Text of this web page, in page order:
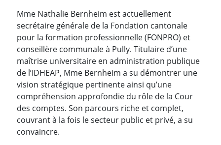
Mme Nathalie Bernheim est actuellement
secrétaire générale de la Fondation cantonale
pour la formation professionnelle (FONPRO) et
conseillère communale à Pully. Titulaire d’une
maîtrise universitaire en administration publique
de l’IDHEAP, Mme Bernheim a su démontrer une
vision stratégique pertinente ainsi qu’une
compréhension approfondie du rôle de la Cour
des comptes. Son parcours riche et complet,
couvrant à la fois le secteur public et privé, a su
convaincre.